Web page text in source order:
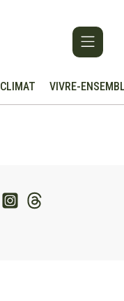
CLIMAT VIVRE-